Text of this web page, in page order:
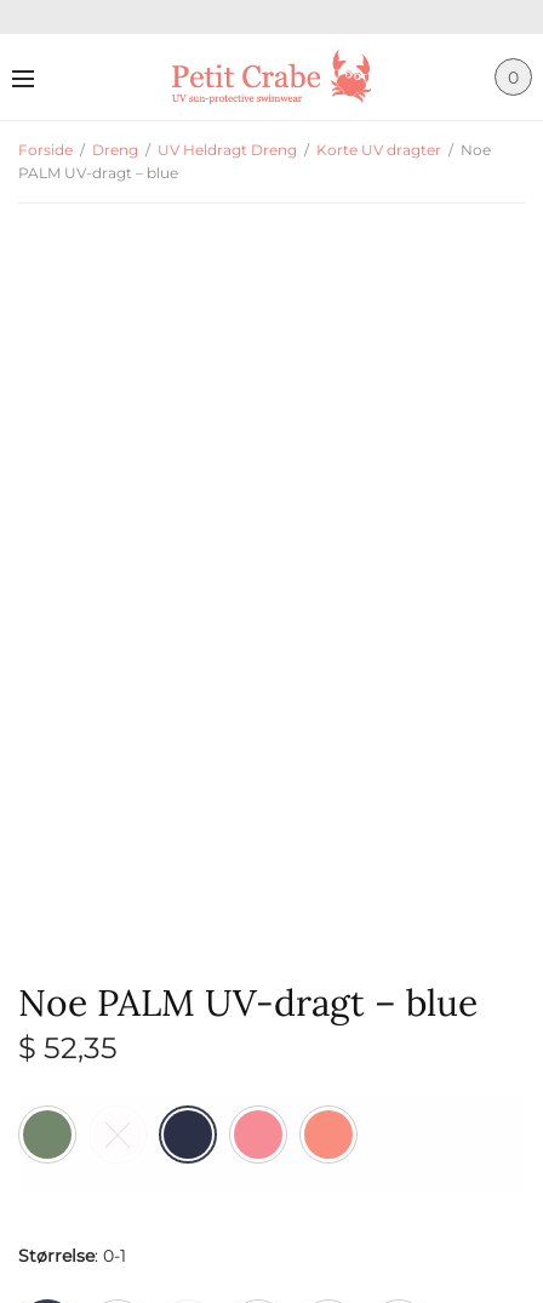
0
Forside / Dreng / UV Heldragt Dreng / Korte UV dragter / Noe
PALM UV-dragt – blue
Noe PALM UV-dragt – blue
$ 52,35
Størrelse: 0-1